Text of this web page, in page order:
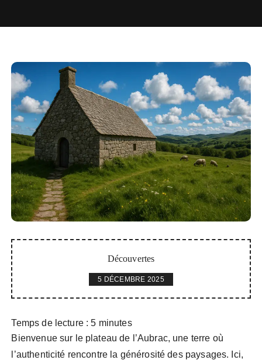
Découvertes
5 DÉCEMBRE 2025
Temps de lecture :5 minutes
Bienvenue sur le plateau de l’Aubrac, une terre où
l’authenticité rencontre la générosité des paysages. Ici,